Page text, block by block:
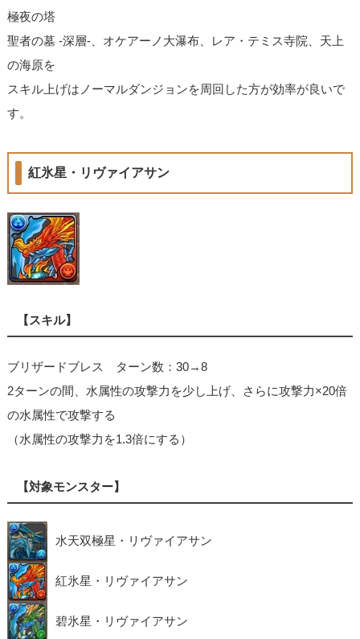
極夜の塔
聖者の墓 -深層-、オケアーノ大瀑布、レア・テミス寺院、天上
の海原を
スキル上げはノーマルダンジョンを周回した方が効率が良いで
す。
紅氷星・リヴァイアサン
【スキル】
ブリザードブレス ターン数：30→8
2ターンの間、水属性の攻撃力を少し上げ、さらに攻撃力×20倍
の水属性で攻撃する
（水属性の攻撃力を1.3倍にする）
【対象モンスター】
水天双極星・リヴァイアサン
紅氷星・リヴァイアサン
碧氷星・リヴァイアサン